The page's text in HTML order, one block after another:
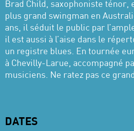
Brad Child, saxophoniste ténor,
plus grand swingman en
ans, il séduit le public par
il est aussi à l’aise dans le
un registre blues. En tournée
à Chevilly-Larue, accompagné
musiciens. Ne ratez pas ce
DATES